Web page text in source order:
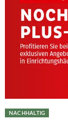
NACHHALTIG